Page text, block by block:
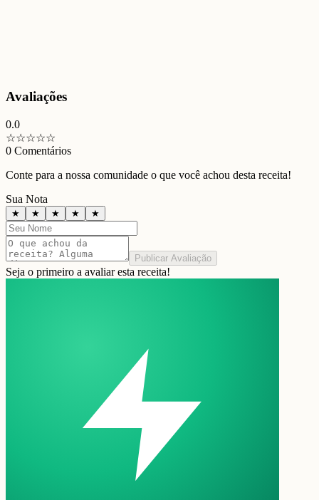
Avaliações
0.0
☆☆☆☆☆
0 Comentários
Conte para a nossa comunidade o que você achou desta receita!
Sua Nota
★ ★ ★ ★ ★
Publicar Avaliação
Seja o primeiro a avaliar esta receita!